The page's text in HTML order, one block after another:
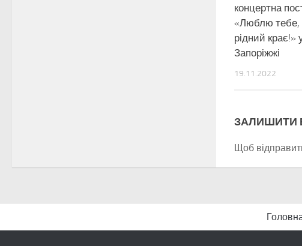
концертна
«Люблю тебе,
рідний крає!»
Запоріжжі
19.11.2022
ЗАЛИШИТИ
Щоб